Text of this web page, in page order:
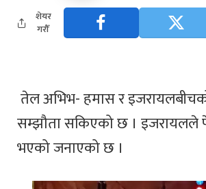
शेयर
गरौँ
तेल अभिभ- हमास र
सम्झौता सकिएको छ । इजरायलले
भएको जनाएको छ ।